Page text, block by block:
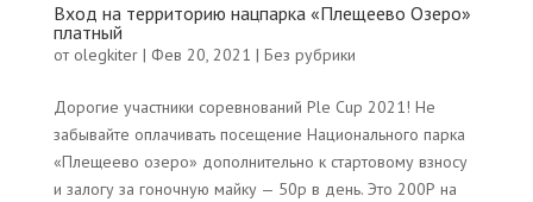
Вход на территорию нацпарка «Плещеево Озеро»
платный
от olegkiter| Фев 20, 2021 | Без рубрики
Дорогие участники соревнований Ple Cup 2021! Не
забывайте оплачивать посещение Национального парка
«Плещеево озеро» дополнительно к стартовому взносу
и залогу за гоночную майку — 50р в день. Это 200Р на